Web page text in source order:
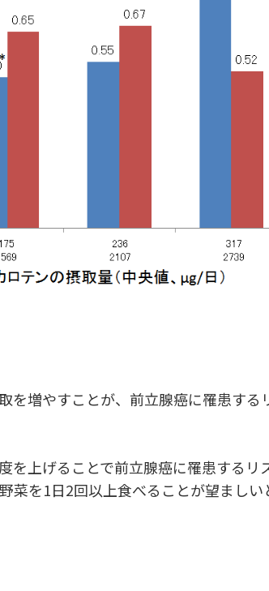
を増やすことが、前立腺癌に罹患する
を上げることで前立腺癌に罹患するリ
菜を1日2回以上食べることが望ましい